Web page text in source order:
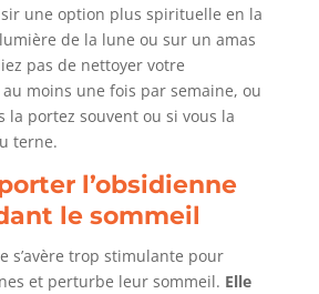
une option plus spirituelle en la
de la lune ou sur un amas
pas de nettoyer votre
moins une fois par semaine, ou
la portez souvent ou si vous la
terne.
l’obsidienne
le sommeil
s’avère trop stimulante pour
et perturbe leur sommeil. Elle